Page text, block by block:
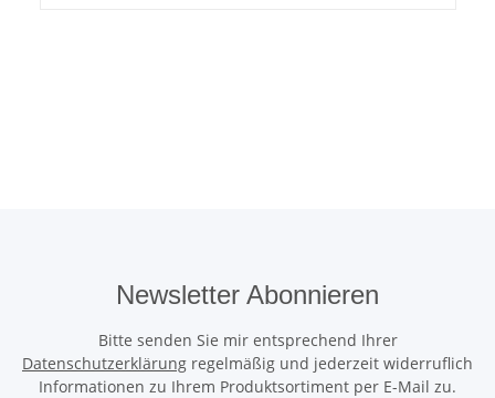
Newsletter Abonnieren
Bitte senden Sie mir entsprechend Ihrer
Datenschutzerklärung regelmäßig und jederzeit widerruflich
Informationen zu Ihrem Produktsortiment per E-Mail zu.